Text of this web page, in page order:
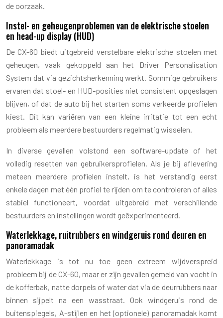
de oorzaak.
Instel- en geheugenproblemen van de elektrische stoelen
en head-up display (HUD)
De CX-60 biedt uitgebreid verstelbare elektrische stoelen met
geheugen, vaak gekoppeld aan het Driver Personalisation
System dat via gezichtsherkenning werkt. Sommige gebruikers
ervaren dat stoel- en HUD-posities niet consistent opgeslagen
blijven, of dat de auto bij het starten soms verkeerde profielen
kiest. Dit kan variëren van een kleine irritatie tot een echt
probleem als meerdere bestuurders regelmatig wisselen.
In diverse gevallen volstond een software-update of het
volledig resetten van gebruikersprofielen. Als je bij aflevering
meteen meerdere profielen instelt, is het verstandig eerst
enkele dagen met één profiel te rijden om te controleren of alles
stabiel functioneert, voordat uitgebreid met verschillende
bestuurders en instellingen wordt geëxperimenteerd.
Waterlekkage, ruitrubbers en windgeruis rond deuren en
panoramadak
Waterlekkage is tot nu toe geen extreem wijdverspreid
probleem bij de CX-60, maar er zijn gevallen gemeld van vocht in
de kofferbak, natte dorpels of water dat via de deurrubbers naar
binnen sijpelt na een wasstraat. Ook windgeruis rond de
buitenspiegels, A-stijlen en het (optionele) panoramadak komt